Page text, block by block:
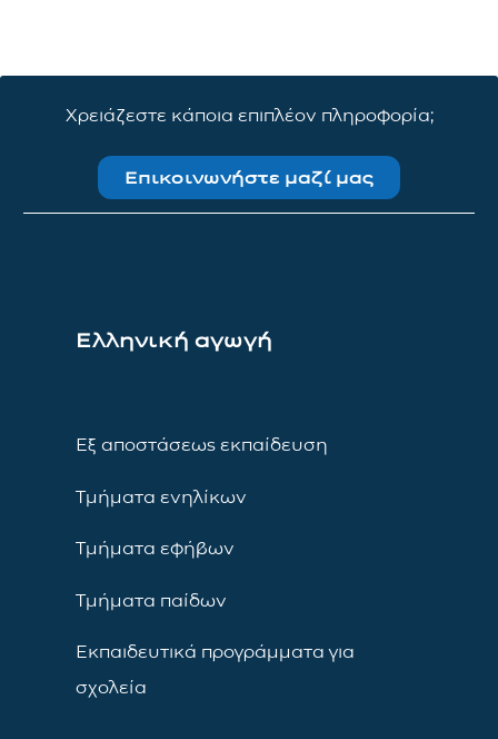
Χρειάζεστε κάποια επιπλέον πληροφορία;
Επικοινωνήστε μαζί μας
Ελληνική αγωγή
Εξ αποστάσεως εκπαίδευση
Τμήματα ενηλίκων
Τμήματα εφήβων
Τμήματα παίδων
Εκπαιδευτικά προγράμματα για
σχολεία